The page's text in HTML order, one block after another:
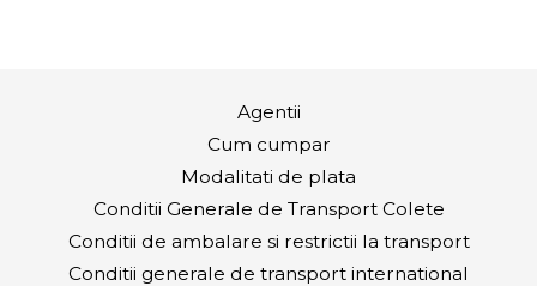
Agentii
Cum cumpar
Modalitati de plata
Conditii Generale de Transport Colete
Conditii de ambalare si restrictii la transport
Conditii generale de transport international